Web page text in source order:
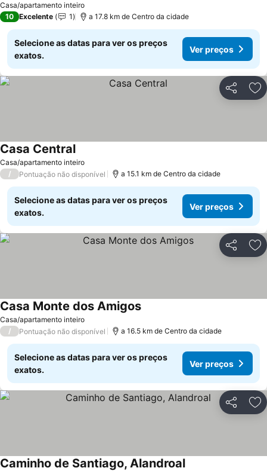
Casa/apartamento inteiro
10 Excelente 1 a 17.8 km de Centro da cidade
Selecione as datas para ver os preços
exatos.
Ver preços
Partilhar
Casa/apartamento inteiro
Casa Central
/ Pontuação não disponível a 15.1 km de Centro da cidade
Selecione as datas para ver os preços
exatos.
Ver preços
Partilhar
Casa/apartamento inteiro
Casa Monte dos Amigos
/ Pontuação não disponível a 16.5 km de Centro da cidade
Selecione as datas para ver os preços
exatos.
Ver preços
Partilhar
Caminho de Santiago, Alandroal